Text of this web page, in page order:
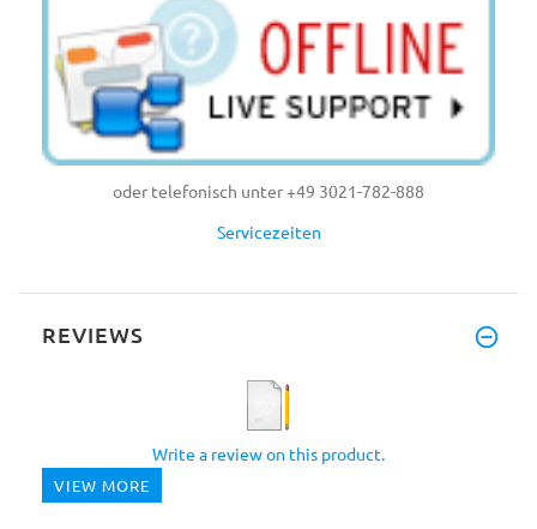
oder telefonisch unter +49 3021-782-888
Servicezeiten
REVIEWS
Write a review on this product.
VIEW MORE